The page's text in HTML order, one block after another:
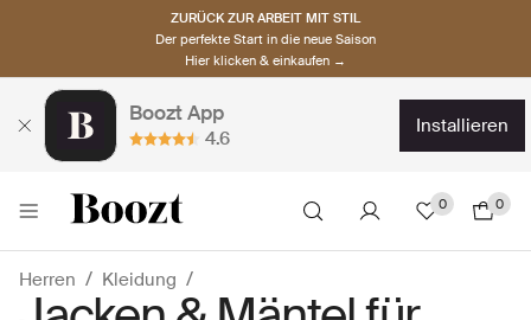
ZURÜCK ZUR ARBEIT MIT STIL
Der perfekte Start in die neue Saison
Hier klicken & einkaufen →
Boozt App
4.6
installieren
0 0
Herren Kleidung